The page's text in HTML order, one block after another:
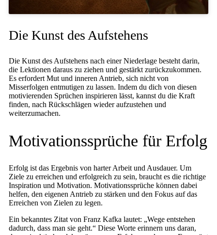
Die Kunst des Aufstehens
Die Kunst des Aufstehens nach einer Niederlage besteht darin,
die Lektionen daraus zu ziehen und gestärkt zurückzukommen.
Es erfordert Mut und inneren Antrieb, sich nicht von
Misserfolgen entmutigen zu lassen. Indem du dich von diesen
motivierenden Sprüchen inspirieren lässt, kannst du die Kraft
finden, nach Rückschlägen wieder aufzustehen und
weiterzumachen.
Motivationssprüche für Erfolg
Erfolg ist das Ergebnis von harter Arbeit und Ausdauer. Um
Ziele zu erreichen und erfolgreich zu sein, braucht es die richtige
Inspiration und Motivation. Motivationssprüche können dabei
helfen, den eigenen Antrieb zu stärken und den Fokus auf das
Erreichen von Zielen zu legen.
Ein bekanntes Zitat von Franz Kafka lautet: „Wege entstehen
dadurch, dass man sie geht.“ Diese Worte erinnern uns daran,